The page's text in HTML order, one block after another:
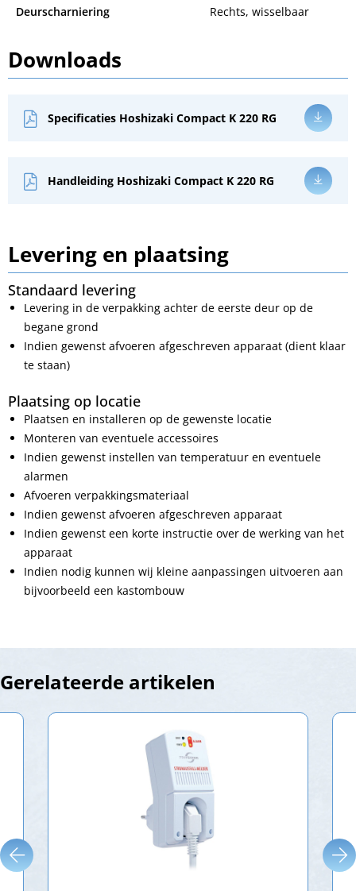
Deurscharniering
Rechts, wisselbaar
Downloads
Specificaties Hoshizaki Compact K 220 RG
Handleiding Hoshizaki Compact K 220 RG
Levering en plaatsing
Standaard levering
Levering in de verpakking achter de eerste deur op de
begane grond
Indien gewenst afvoeren afgeschreven apparaat (dient klaar
te staan)
Plaatsing op locatie
Plaatsen en installeren op de gewenste locatie
Monteren van eventuele accessoires
Indien gewenst instellen van temperatuur en eventuele
alarmen
Afvoeren verpakkingsmateriaal
Indien gewenst afvoeren afgeschreven apparaat
Indien gewenst een korte instructie over de werking van het
apparaat
Indien nodig kunnen wij kleine aanpassingen uitvoeren aan
bijvoorbeeld een kastombouw
Gerelateerde artikelen